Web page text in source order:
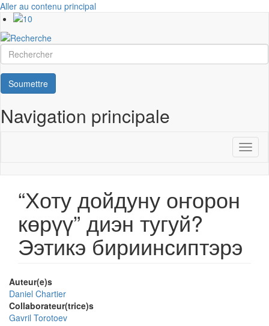
Aller au contenu principal
Rechercher
Soumettre
Navigation principale
“Хоту дойдуну оҥорон
көрүү” диэн тугуй?
Ээтикэ бириинсиптэрэ
Auteur(e)s
Daniel Chartier
Collaborateur(trice)s
Gavril Torotoev